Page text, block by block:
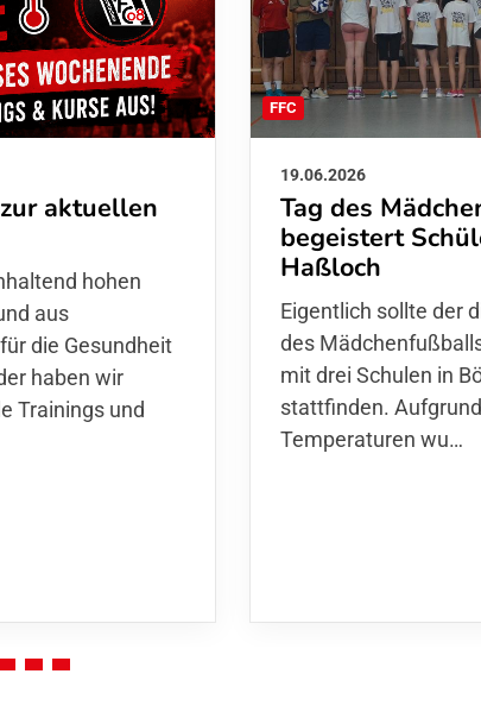
aktuellen
hohen
aus
die Gesundheit
haben wir
Trainings und
FFC
19.06.2026
Tag des
begeistert
Haßloch
Eigentlich sollte der
des
mit drei Schulen in
stattfinden.
Temperaturen wu…